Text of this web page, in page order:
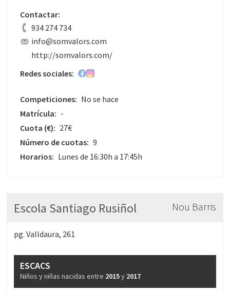
Contactar:
934 274 734
info@somvalors.com
http://somvalors.com/
Redes sociales:
Competiciones: No se hace
Matrícula: -
Cuota (€): 27€
Número de cuotas: 9
Horarios: Lunes de 16:30h a 17:45h
Escola Santiago Rusiñol Nou Barris
pg. Valldaura, 261
ESCACS
Niños y niñas nacidas entre 2015y 2017